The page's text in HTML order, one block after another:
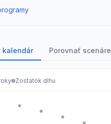
kalendár Porovnať scenáre
Zostatok dlhu